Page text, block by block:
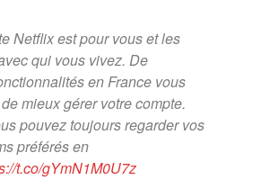
Netflix est pour vous et les
qui vous vivez. De
en France vous
mieux gérer votre compte.
pouvez toujours regarder vos
préférés en
t.co/gYmN1M0U7z